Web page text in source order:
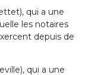
qui a une
les notaires
depuis de
qui a une